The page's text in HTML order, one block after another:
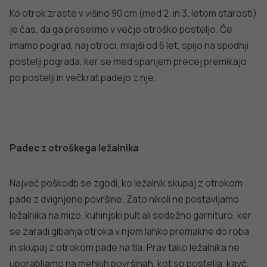
Otroško igrišče
Trampolin
DODATNO BRANJE
Sorodni članki
VSE IZ TEMATIKE